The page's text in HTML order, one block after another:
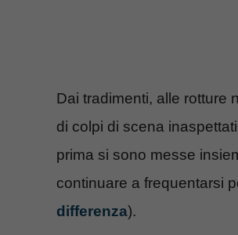
Dai tradimenti, alle rotture
di colpi di scena
prima si sono messe
continuare a frequentarsi
differenza).